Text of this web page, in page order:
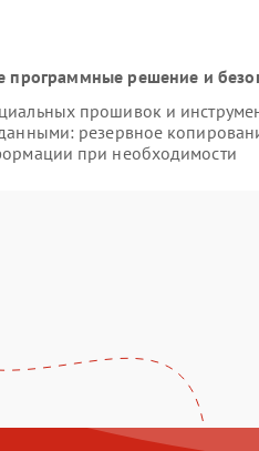
программные решение и
прошивок и
резервное
при необходимости